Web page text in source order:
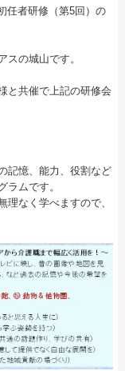
任者研修（第5回）の
スの城山です。
と共催で上記の研修会
記憶、能力、役割など
ラムです。
なく学べますので、